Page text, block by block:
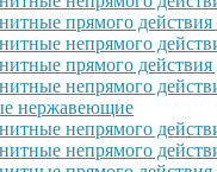
прямого
непрямого
прямого
непрямого
нержавеющие
непрямого
непрямого